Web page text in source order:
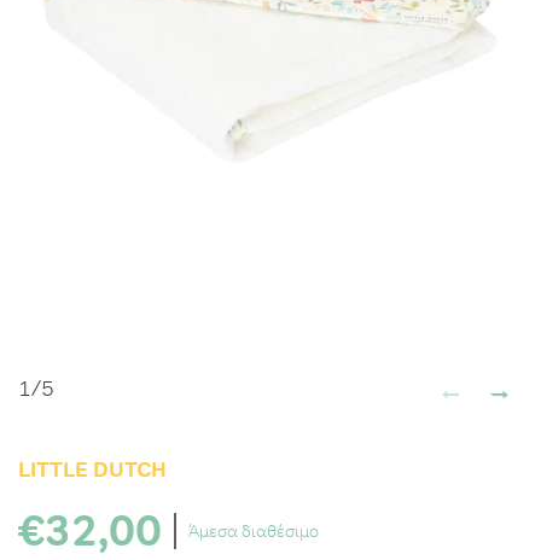
1/5 ← →
LITTLE DUTCH
€32,00 Άμεσα διαθέσιμο